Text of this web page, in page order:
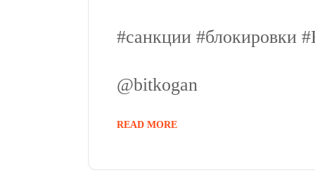
#санкции #блокировки
@bitkogan
READ MORE